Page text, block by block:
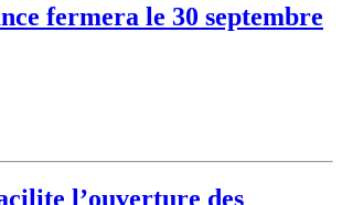
fermera le 30 septembre
l’ouverture des